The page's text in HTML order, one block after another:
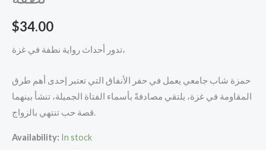
$34.00
تدور أحداث رواية نطفة في غزة،
حمزة شاب جامعي يعمل في حفر الأنفاق التي تعتبر إحدى أهم طرق
المقاومة في غزة، يلتقي مصادفةً بأسماء الفتاة الجميلة، تنشأ بينهما
قصة حب تنتهي بالزواج.
Availability: In stock